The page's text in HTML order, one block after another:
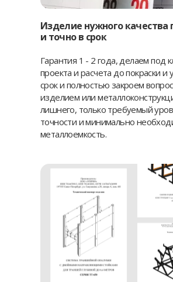
Изделие нужного
и точно в срок
Гарантия 1 - 2 года, делаем под
проекта и расчета до покраски и
срок и полностью закроем
изделием или
лишнего, только требуемый
точности и минимально
металлоемкость.